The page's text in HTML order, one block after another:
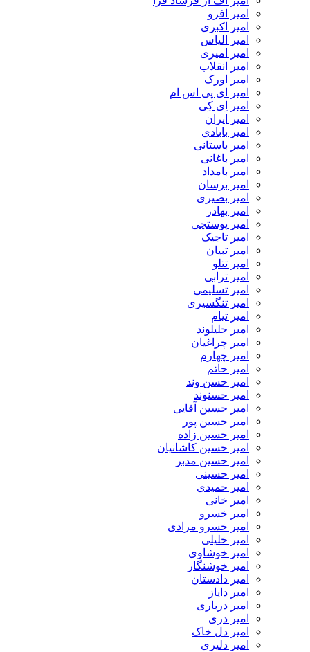
امیر افرو
امیر اکبری
امیر الیاس
امیر امیری
امیر انقلاب
امیر اورک
امیر ای پی اس ام
امیر اِی کِی
امیر ایران
امیر بابادی
امیر باستانی
امیر باغانی
امیر بامداد
امیر برسان
امیر بصیری
امیر بهادر
امیر پوستچی
امیر تاجیک
امیر تبیان
امیر تتلو
امیر ترابی
امیر تسلیمی
امیر تنگسیری
امیر تیام
امیر جلیلوند
امیر چراغیان
امیر چهارم
امیر حاتم
امیر حسن وند
امیر حسنوند
امیر حسین آقایی
امیر حسین پور
امیر حسین زاده
امیر حسین کاشانیان
امیر حسین مدبر
امیر حسینی
امیر حمیدی
امیر خانی
امیر خسرو
امیر خسرو مرادی
امیر خلیلی
امیر خوشاوی
امیر خوشنگار
امیر دادستان
امیر دایاز
امیر درباری
امیر دری
امیر دل خاک
امیر دلیری